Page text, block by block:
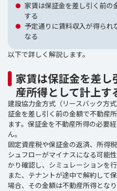
家賃は保証金を差し引く前の
する
予定通りに賃料収入が得られ
なる
以下で詳しく解説します。
家賃は保証金を差
産所得として計上す
建設協力金方式（リースバック方
証金を差し引く前の金額で不動産
ます。保証金を不動産所得の必要
ん。
固定資産税や保証金の返済、所得
シュフローがマイナスになる可能
かり確認し、シミュレーションを
また、テナントが途中で解約して
場合、その金額は不動産所得とな